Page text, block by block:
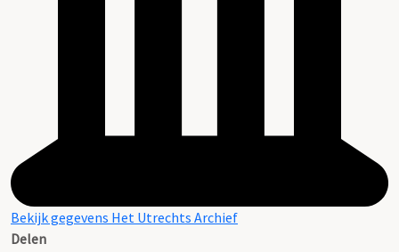
Bekijk gegevens Het Utrechts Archief
Delen